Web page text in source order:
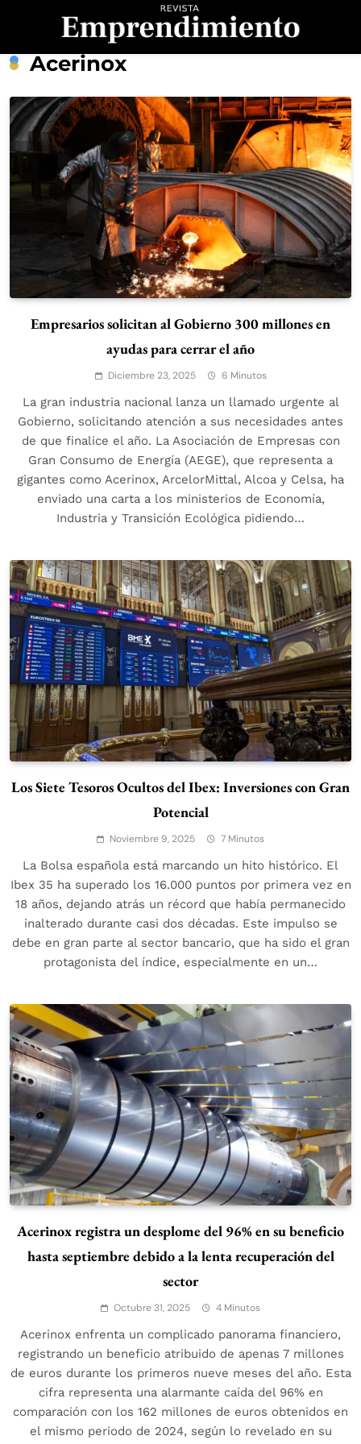
Revista
Emprendimiento
Acerinox
Empresarios solicitan al Gobierno 300 millones en
ayudas para cerrar el año
Diciembre 23, 2025 6 Minutos
La gran industria nacional lanza un llamado urgente al
Gobierno, solicitando atención a sus necesidades antes
de que finalice el año. La Asociación de Empresas con
Gran Consumo de Energía (AEGE), que representa a
gigantes como Acerinox, ArcelorMittal, Alcoa y Celsa, ha
enviado una carta a los ministerios de Economía,
Industria y Transición Ecológica pidiendo…
Los Siete Tesoros Ocultos del Ibex: Inversiones con Gran
Potencial
Noviembre 9, 2025 7 Minutos
La Bolsa española está marcando un hito histórico. El
Ibex 35 ha superado los 16.000 puntos por primera vez en
18 años, dejando atrás un récord que había permanecido
inalterado durante casi dos décadas. Este impulso se
debe en gran parte al sector bancario, que ha sido el gran
protagonista del índice, especialmente en un…
Acerinox registra un desplome del 96% en su beneficio
hasta septiembre debido a la lenta recuperación del
sector
Octubre 31, 2025 4 Minutos
Acerinox enfrenta un complicado panorama financiero,
registrando un beneficio atribuido de apenas 7 millones
de euros durante los primeros nueve meses del año. Esta
cifra representa una alarmante caída del 96% en
comparación con los 162 millones de euros obtenidos en
el mismo periodo de 2024, según lo revelado en su